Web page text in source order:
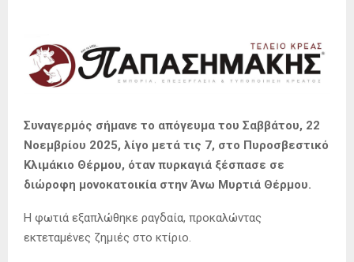
Συναγερμός σήμανε το απόγευμα του Σαββάτου, 22
Νοεμβρίου 2025, λίγο μετά τις 7, στο Πυροσβεστικό
Κλιμάκιο Θέρμου, όταν πυρκαγιά ξέσπασε σε
διώροφη μονοκατοικία στην Άνω Μυρτιά Θέρμου.
Η φωτιά εξαπλώθηκε ραγδαία, προκαλώντας
εκτεταμένες ζημιές στο κτίριο.